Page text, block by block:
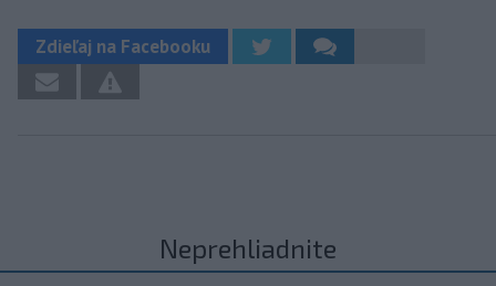
Zdieľaj na Facebooku
Neprehliadnite